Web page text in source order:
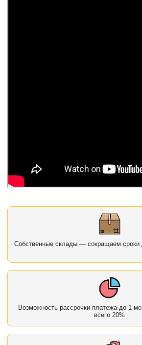
Собственные склады — сокращаем сроки
Возможность рассрочки платежа до 1
всего 20%